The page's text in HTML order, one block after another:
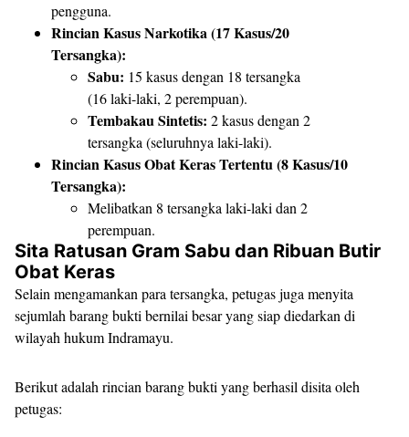
pengguna.
Rincian Kasus Narkotika (17 Kasus/20
Tersangka):
Sabu: 15 kasus dengan 18 tersangka
(16 laki-laki, 2 perempuan).
Tembakau Sintetis: 2 kasus dengan 2
tersangka (seluruhnya laki-laki).
Rincian Kasus Obat Keras Tertentu (8 Kasus/10
Tersangka):
​Melibatkan 8 tersangka laki-laki dan 2
perempuan.
Sita Ratusan Gram Sabu dan Ribuan Butir
Obat Keras
​Selain mengamankan para tersangka, petugas juga menyita
sejumlah barang bukti bernilai besar yang siap diedarkan di
wilayah hukum Indramayu.
​Berikut adalah rincian barang bukti yang berhasil disita oleh
petugas: